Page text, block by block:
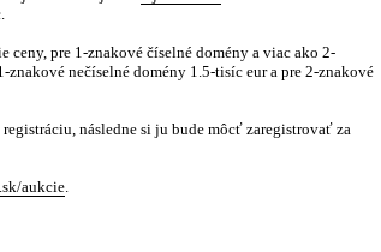
pre 1-znakové číselné domény a viac ako 2-
nečíselné domény 1.5-tisíc eur a pre 2-znakové
následne si ju bude môcť zaregistrovať za
aukcie.